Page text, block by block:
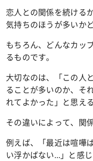
恋人との関係を続ける
気持ちのほうが多いか
もちろん、どんなカッ
るものです。
大切なのは、「この人
ることが多いのか、そ
れてよかった」と思え
その違いによって、関
例えば、「最近は喧嘩
い浮かばない…」と感